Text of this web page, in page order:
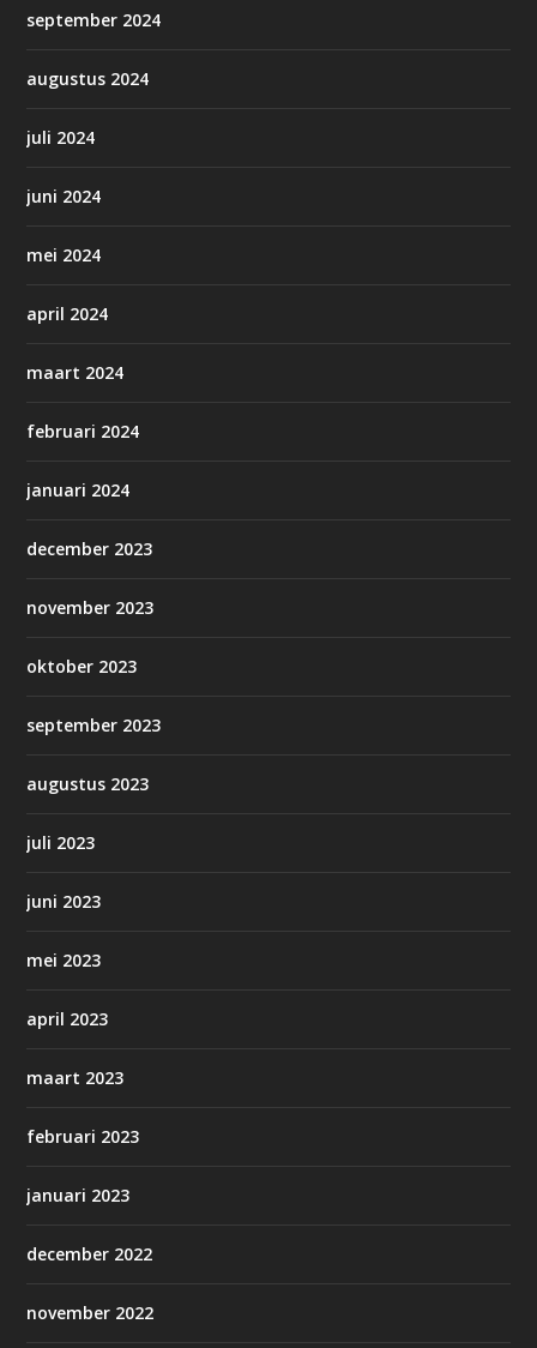
september 2024
augustus 2024
juli 2024
juni 2024
mei 2024
april 2024
maart 2024
februari 2024
januari 2024
december 2023
november 2023
oktober 2023
september 2023
augustus 2023
juli 2023
juni 2023
mei 2023
april 2023
maart 2023
februari 2023
januari 2023
december 2022
november 2022